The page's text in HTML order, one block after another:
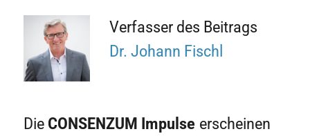
Verfasser des Beitrags
Dr. Johann Fischl
Die CONSENZUM Impulse erscheinen